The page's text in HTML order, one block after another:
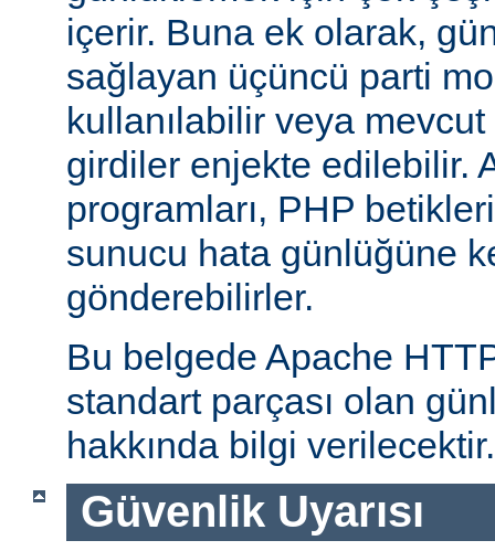
içerir. Buna ek olarak,
sağlayan üçüncü parti
kullanılabilir veya
girdiler enjekte edilebilir.
programları, PHP
sunucu hata günlüğüne
gönderebilirler.
Bu belgede Apache
standart parçası olan
hakkında bilgi verilecektir.
Güvenlik Uyarısı